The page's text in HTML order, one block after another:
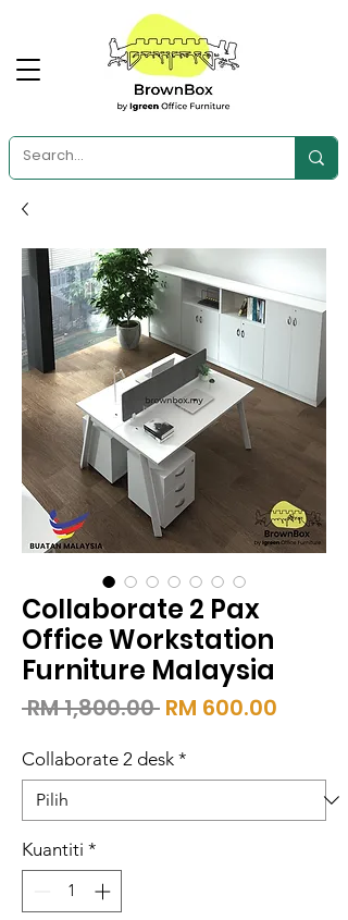
Collaborate 2 Pax
Office Workstation
Furniture Malaysia
RM 1,800.00 Harga
RM 600.00
Collaborate 2 desk *
Kuantiti *